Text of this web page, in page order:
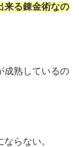
来る錬金術なの
成熟しているの
らない。